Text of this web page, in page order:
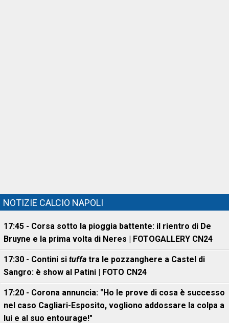
NOTIZIE CALCIO NAPOLI
17:45 - Corsa sotto la pioggia battente: il rientro di De
Bruyne e la prima volta di Neres | FOTOGALLERY CN24
17:30 - Contini si tuffa tra le pozzanghere a Castel di
Sangro: è show al Patini | FOTO CN24
17:20 - Corona annuncia: "Ho le prove di cosa è successo
nel caso Cagliari-Esposito, vogliono addossare la colpa a
lui e al suo entourage!"